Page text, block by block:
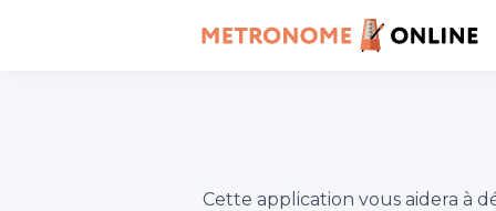
Cette application vous aidera à